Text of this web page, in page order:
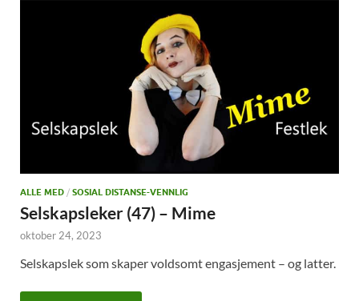
ALLE MED / SOSIAL DISTANSE-VENNLIG
Selskapsleker (47) – Mime
oktober 24, 2023
Selskapslek som skaper voldsomt engasjement – og latter.